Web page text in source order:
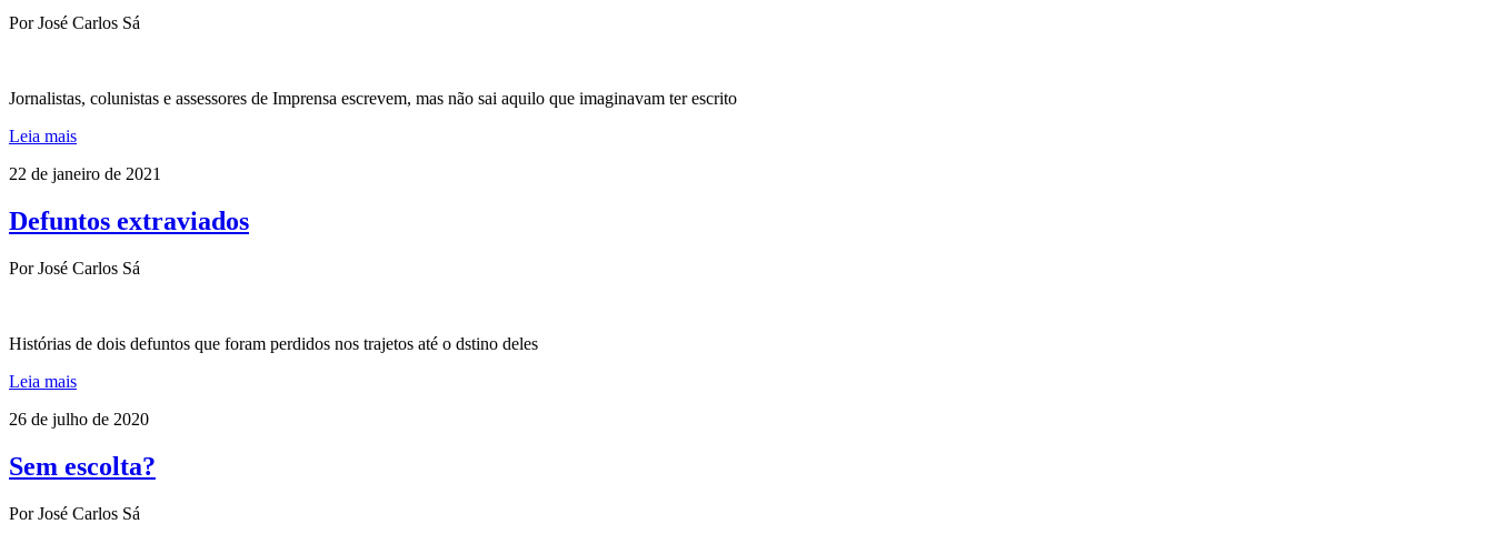
Por José Carlos Sá
Jornalistas, colunistas e assessores de Imprensa escrevem, mas não sai aquilo que imaginavam ter escrito
Leia mais
22 de janeiro de 2021
Defuntos extraviados
Por José Carlos Sá
Histórias de dois defuntos que foram perdidos nos trajetos até o dstino deles
Leia mais
26 de julho de 2020
Sem escolta?
Por José Carlos Sá